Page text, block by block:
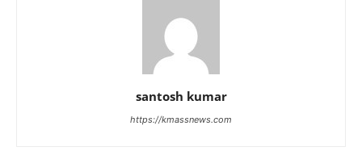
santosh kumar
https://kmassnews.com